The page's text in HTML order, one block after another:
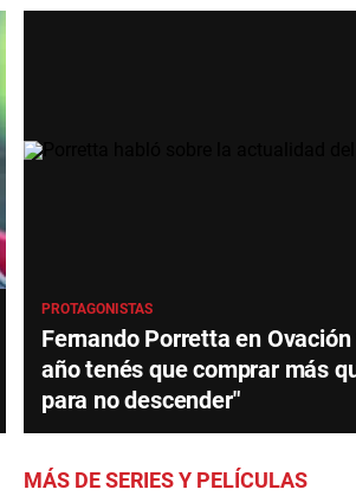
PROTAGONISTAS
Fernando Porretta en
año tenés que comprar más
para no descender"
MÁS DE SERIES Y PELÍCULAS